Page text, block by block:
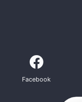
Facebook